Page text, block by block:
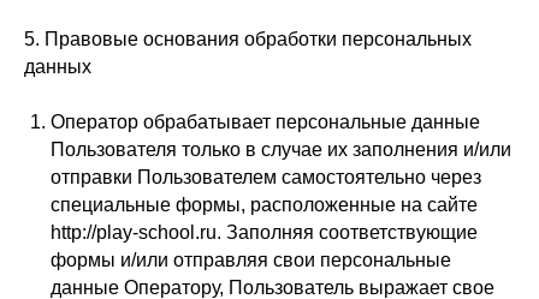
5. Правовые основания обработки персональных
данных
Оператор обрабатывает персональные данные
Пользователя только в случае их заполнения и/или
отправки Пользователем самостоятельно через
специальные формы, расположенные на сайте
http://play-school.ru. Заполняя соответствующие
формы и/или отправляя свои персональные
данные Оператору, Пользователь выражает свое